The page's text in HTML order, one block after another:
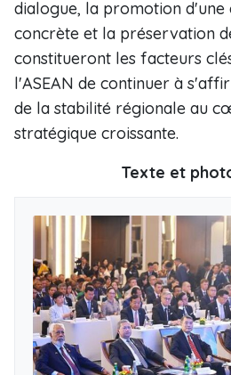
dialogue, la promotion
concrète et la préservation
constitueront les facteurs
l'ASEAN de continuer à
de la stabilité régionale au
stratégique croissante.
Texte et